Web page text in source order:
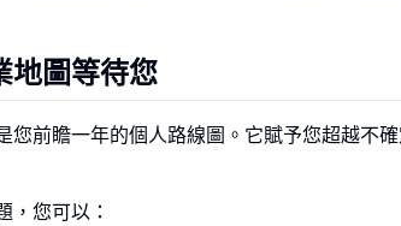
地圖等待您
您前瞻一年的個人路線圖。它賦予您超越不
，您可以：